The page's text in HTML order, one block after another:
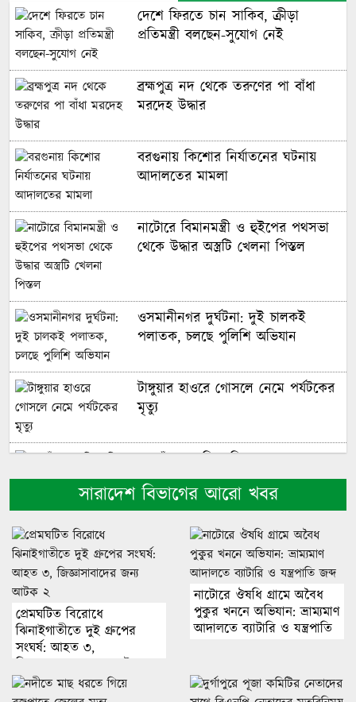
দেশে ফিরতে চান সাকিব, ক্রীড়া
প্রতিমন্ত্রী বলছেন-সুযোগ নেই
ব্রহ্মপুত্র নদ থেকে তরুণের পা বাঁধা
মরদেহ উদ্ধার
বরগুনায় কিশোর নির্যাতনের ঘটনায়
আদালতের মামলা
নাটোরে বিমানমন্ত্রী ও হুইপের পথসভা
থেকে উদ্ধার অস্ত্রটি খেলনা পিস্তল
ওসমানীনগর দুর্ঘটনা: দুই চালকই
পলাতক, চলছে পুলিশি অভিযান
টাঙ্গুয়ার হাওরে গোসলে নেমে পর্যটকের
মৃত্যু
নওগাঁ জেলা বিএনপির নেতাদের সঙ্গে
রিজভীর মতবিনিময়
শেখ হাসিনা ডিসেম্বরে দেশে ফিরে
আইনি পথে হাঁটুক: আইনমন্ত্রী
আওয়ামী লীগের প্রতি নমনীয় হওয়ার
সুযোগ নেই: প্রতিমন্ত্রী পুতুল
প্রতিরক্ষা চুক্তি করতে যাচ্ছে তুরস্ক,
সৌদি আরব ও পাকিস্তান
সারাদেশ বিভাগের আরো খবর
প্রেমঘটিত বিরোধে
ঝিনাইগাতীতে দুই গ্রুপের
সংঘর্ষ: আহত ৩,
জিজ্ঞাসাবাদের জন্য আটক ২
নাটোরে ঔষধি গ্রামে অবৈধ
পুকুর খননে অভিযান: ভ্রাম্যমাণ
আদালতে ব্যাটারি ও যন্ত্রপাতি